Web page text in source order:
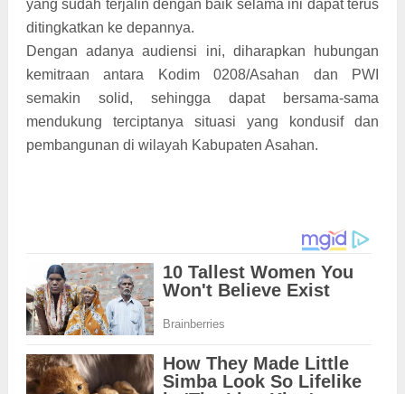
yang sudah terjalin dengan baik selama ini dapat terus
ditingkatkan ke depannya.
Dengan adanya audiensi ini, diharapkan hubungan
kemitraan antara Kodim 0208/Asahan dan PWI
semakin solid, sehingga dapat bersama-sama
mendukung terciptanya situasi yang kondusif dan
pembangunan di wilayah Kabupaten Asahan.